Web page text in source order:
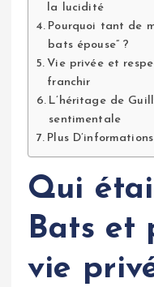
la lucidité
Pourquoi tant de
bats épouse” ?
Vie privée et
franchir
L’héritage de
sentimentale
Plus D’informations
Qui
Bats et
vie